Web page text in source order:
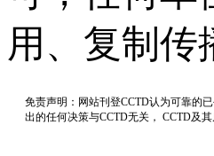
用、复制传
免责声明：网站刊登CCTD认为可靠的
出的任何决策与CCTD无关， CCTD及